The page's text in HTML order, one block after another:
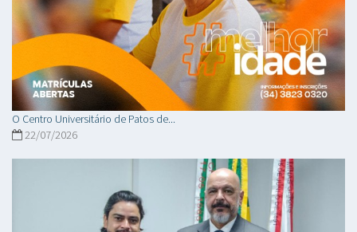
O Centro Universitário de Patos de...
22/07/2026